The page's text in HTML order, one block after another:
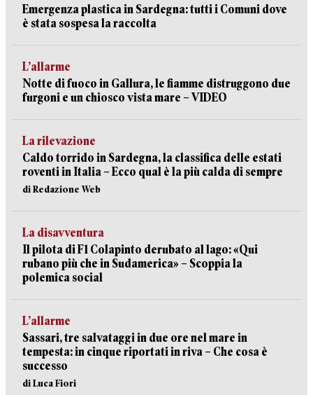
Emergenza plastica in Sardegna: tutti i Comuni dove
è stata sospesa la raccolta
L’allarme
Notte di fuoco in Gallura, le fiamme distruggono due
furgoni e un chiosco vista mare – VIDEO
La rilevazione
Caldo torrido in Sardegna, la classifica delle estati
roventi in Italia – Ecco qual è la più calda di sempre
di Redazione Web
La disavventura
Il pilota di F1 Colapinto derubato al lago: «Qui
rubano più che in Sudamerica» – Scoppia la
polemica social
L’allarme
Sassari, tre salvataggi in due ore nel mare in
tempesta: in cinque riportati in riva – Che cosa è
successo
di Luca Fiori